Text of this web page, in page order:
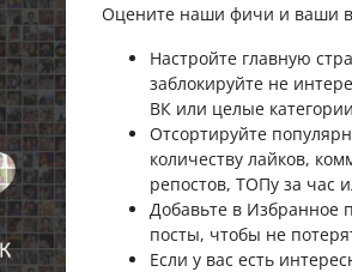
Оцените наши фичи и ваши
Настройте главную
заблокируйте не
ВК или целые
Отсортируйте
количеству лайков,
репостов, ТОПу за час
Добавьте в Избранное
посты, чтобы не
Если у вас есть